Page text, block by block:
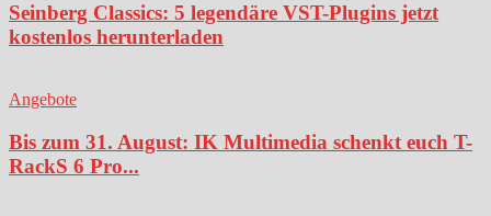
Seinberg Classics: 5 legendäre VST-Plugins jetzt
kostenlos herunterladen
Angebote
Bis zum 31. August: IK Multimedia schenkt euch T-
RackS 6 Pro...